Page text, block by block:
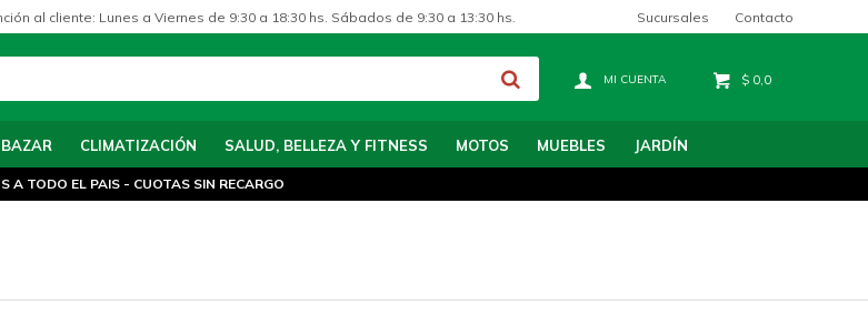
BAZAR CLIMATIZACIÓN SALUD, BELLEZA Y FITNESS MOTOS MUEBLES JARDÍN
$ 0,0
al cliente: Lunes a Viernes de 9:30 a 18:30 hs. Sábados de 9:30 a 13:30 hs. Sucursales Contacto
A TODO EL PAIS - CUOTAS SIN RECARGO